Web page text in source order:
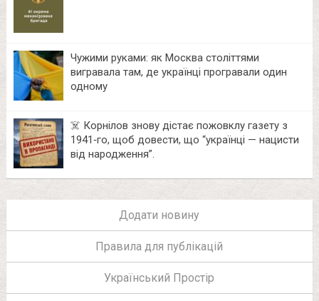
Чужими руками: як Москва століттями
вигравала там, де українці програвали один
одному
☠️ Корнілов знову дістає пожовклу газету з
1941‑го, щоб довести, що “українці — нацисти
від народження”.
Додати новину
Правила для публікацій
Український Простір